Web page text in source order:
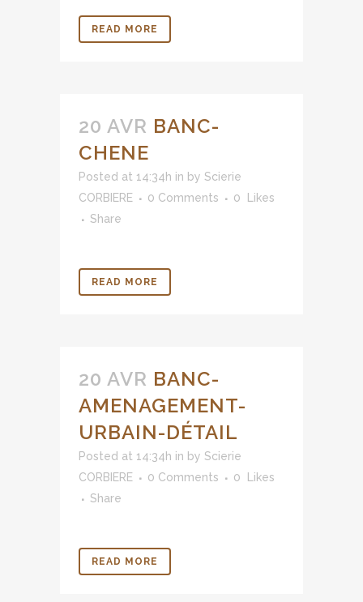
READ MORE
20 AVR BANC-
CHENE
Posted at 14:34h in by Scierie
CORBIERE
0 Comments 0
Likes
Share
READ MORE
20 AVR BANC-
AMENAGEMENT-
URBAIN-DÉTAIL
Posted at 14:34h in by Scierie
CORBIERE
0 Comments 0
Likes
Share
READ MORE